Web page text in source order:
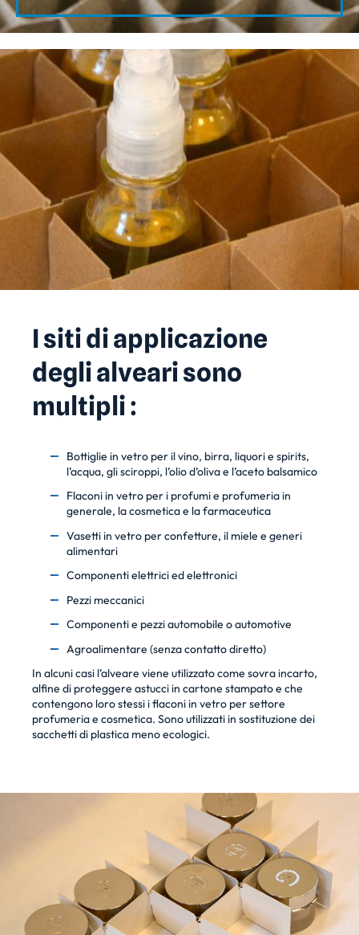
I siti di applicazione
degli alveari sono
multipli :
Bottiglie in vetro per il vino, birra, liquori e spirits,
l’acqua, gli sciroppi, l’olio d’oliva e l’aceto balsamico
Flaconi in vetro per i profumi e profumeria in
generale, la cosmetica e la farmaceutica
Vasetti in vetro per confetture, il miele e generi
alimentari
Componenti elettrici ed elettronici
Pezzi meccanici
Componenti e pezzi automobile o automotive
Agroalimentare (senza contatto diretto)
In alcuni casi l’alveare viene utilizzato come sovra incarto,
alfine di proteggere astucci in cartone stampato e che
contengono loro stessi i flaconi in vetro per settore
profumeria e cosmetica. Sono utilizzati in sostituzione dei
sacchetti di plastica meno ecologici.